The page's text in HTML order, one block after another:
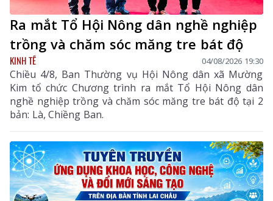
Ra mắt Tổ Hội Nông dân nghề nghiệp
trồng và chăm sóc măng tre bát độ
KINH TẾ 04/08/2026 19:30
Chiều 4/8, Ban Thường vụ Hội Nông dân xã Mường
Kim tổ chức Chương trình ra mắt Tổ Hội Nông dân
nghề nghiệp trồng và chăm sóc măng tre bát độ tại 2
bản: Là, Chiềng Ban.